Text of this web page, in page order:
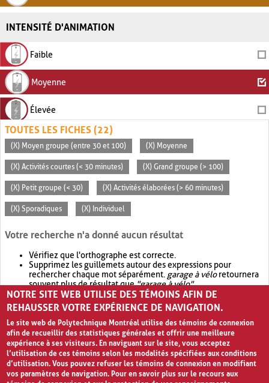
INTENSITÉ D'ANIMATION
Faible
Moyenne
Élevée
TOUTES LES FICHES (22)
(X) Moyen groupe (entre 30 et 100) (X) Moyenne
(X) Activités courtes (< 30 minutes) (X) Grand groupe (> 100)
(X) Petit groupe (< 30) (X) Activités élaborées (> 60 minutes)
(X) Sporadiques (X) Individuel
Votre recherche n'a donné aucun résultat
Vérifiez que l'orthographe est correcte.
Supprimez les guillemets autour des expressions pour
rechercher chaque mot séparément. garage à véloretournera
souvent plus de résultat que"garage à vélo".
Envisagez d'élargir votre recherche avec OR.garage OR vélo
retournera souvent plus de résultat quegarage à vélo
NOTRE SITE WEB UTILISE DES TÉMOINS AFIN DE
REHAUSSER VOTRE EXPÉRIENCE DE NAVIGATION.
Le site web de Polytechnique Montréal utilise des témoins de connexion
afin de recueillir des statistiques générales et offrir une meilleure
expérience à ses visiteurs. En naviguant sur le site, vous acceptez
l’utilisation de ces témoins selon les modalités spécifiées aux conditions
d’utilisation. Vous pouvez refuser les témoins de connexion en modifiant
vos paramètres de navigation. Pour en savoir plus sur le recours aux